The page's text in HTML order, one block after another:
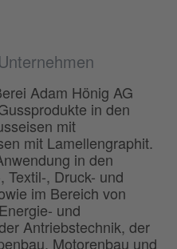
Adam Hönig AG
in den
mit
mit Lamellengraphit.
in den
Textil-, Druck- und
im Bereich von
und
Antriebstechnik, der
Motorenbau und